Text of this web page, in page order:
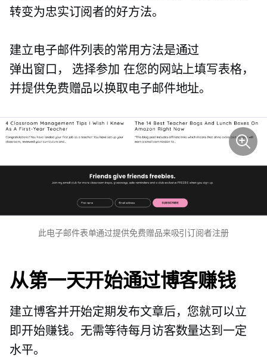
转变为忠实订阅者的好方法。
建立电子邮件列表的常用方法是通过
弹出窗口，
选择参加 在您的网站上填写表格，
并提供免费赠品以换取电子邮件地址。
此电子邮件表单通过提供免费赠品来吸引订阅者注册
从第一天开始通过博客赚钱
建立博客并开始定期发布文章后，您就可以立
即开始赚钱。无需等待每月访客数量达到一定
水平。